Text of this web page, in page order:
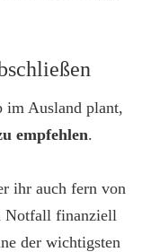
im Ausland plant,
empfehlen.
ihr auch fern von
Notfall finanziell
der wichtigsten